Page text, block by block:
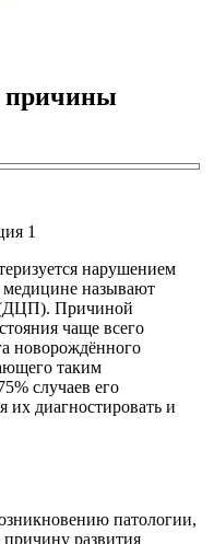
причины
нарушением
называют
(ДЦП). Причиной
чаще всего
новорождённого
таким
случаев его
их диагностировать и
патологии,
развития